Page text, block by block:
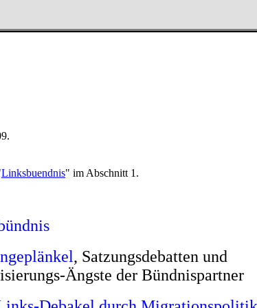
Linksbuendnis" im Abschnitt 1.
, Satzungsdebatten und
Ängste der Bündnispartner